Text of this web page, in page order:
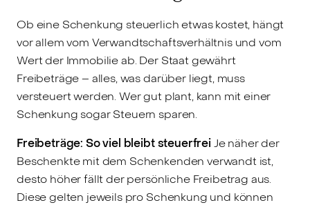
Ob eine Schenkung steuerlich etwas kostet, hängt
vor allem vom Verwandtschaftsverhältnis und vom
Wert der Immobilie ab. Der Staat gewährt
Freibeträge – alles, was darüber liegt, muss
versteuert werden. Wer gut plant, kann mit einer
Schenkung sogar Steuern sparen.
Freibeträge: So viel bleibt steuerfreiJe näher der
Beschenkte mit dem Schenkenden verwandt ist,
desto höher fällt der persönliche Freibetrag aus.
Diese gelten jeweils pro Schenkung und können